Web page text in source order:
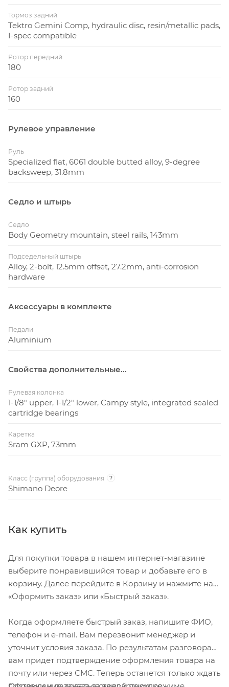
Тормоз задний
Tektro Gemini Comp, hydraulic disc, resin/metallic pads,
I-spec compatible
Ротор передний
180
Ротор задний
160
Рулевое управление
Руль
Specialized flat, 6061 double butted alloy, 9-degree
backsweep, 31.8mm
Седло и штырь
Седло
Body Geometry mountain, steel rails, 143mm
Подседельный штырь
Alloy, 2-bolt, 12.5mm offset, 27.2mm, anti-corrosion
hardware
Аксессуары в комплекте
Педали
Aluminium
Свойства дополнительные...
Рулевая колонка
1-1/8" upper, 1-1/2" lower, Campy style, integrated sealed
cartridge bearings
Каретка
Sram GXP, 73mm
Класс (группа) оборудования ?
Shimano Deore
Как купить
Для покупки товара в нашем интернет-магазине
выберите понравившийся товар и добавьте его в
корзину. Далее перейдите в Корзину и нажмите на
«Оформить заказ» или «Быстрый заказ».
Когда оформляете быстрый заказ, напишите ФИО,
телефон и e-mail. Вам перезвонит менеджер и
уточнит условия заказа. По результатам разговора
вам придет подтверждение оформления товара на
почту или через СМС. Теперь останется только ждать